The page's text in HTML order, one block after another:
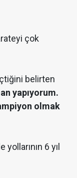
çok
belirten
yapıyorum.
olmak
6 yıl